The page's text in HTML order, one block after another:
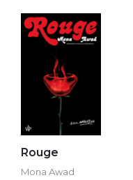
Rouge
Mona Awad